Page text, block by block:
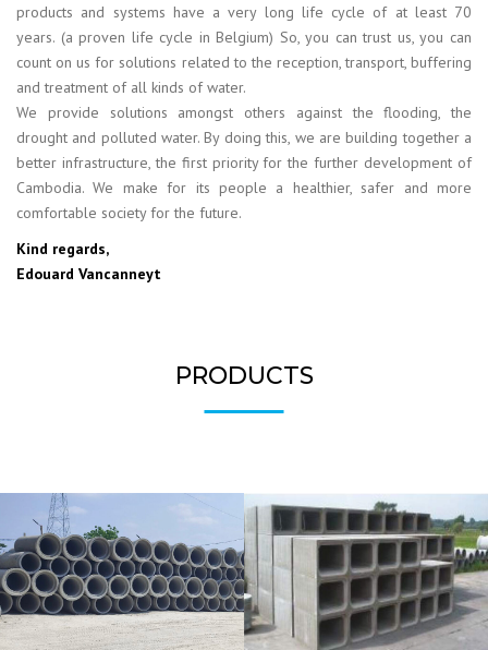
products and systems have a very long life cycle of at least 70
years. (a proven life cycle in Belgium) So, you can trust us, you can
count on us for solutions related to the reception, transport, buffering
and treatment of all kinds of water.
We provide solutions amongst others against the flooding, the
drought and polluted water. By doing this, we are building together a
better infrastructure, the first priority for the further development of
Cambodia. We make for its people a healthier, safer and more
comfortable society for the future.
Kind regards,
Edouard Vancanneyt
PRODUCTS